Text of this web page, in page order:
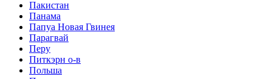
Пакистан
Панама
Папуа Новая Гвинея
Парагвай
Перу
Питкэрн о-в
Польша